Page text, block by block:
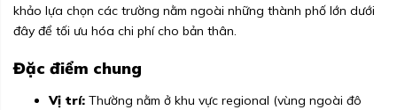
khảo lựa chọn các trường nằm ngoài những thành phố lớn dưới
đây để tối ưu hóa chi phí cho bản thân.
Đặc điểm chung
Vị trí: Thường nằm ở khu vực regional (vùng ngoài đô